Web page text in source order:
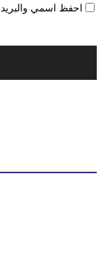
احفظ اسمي والبريد